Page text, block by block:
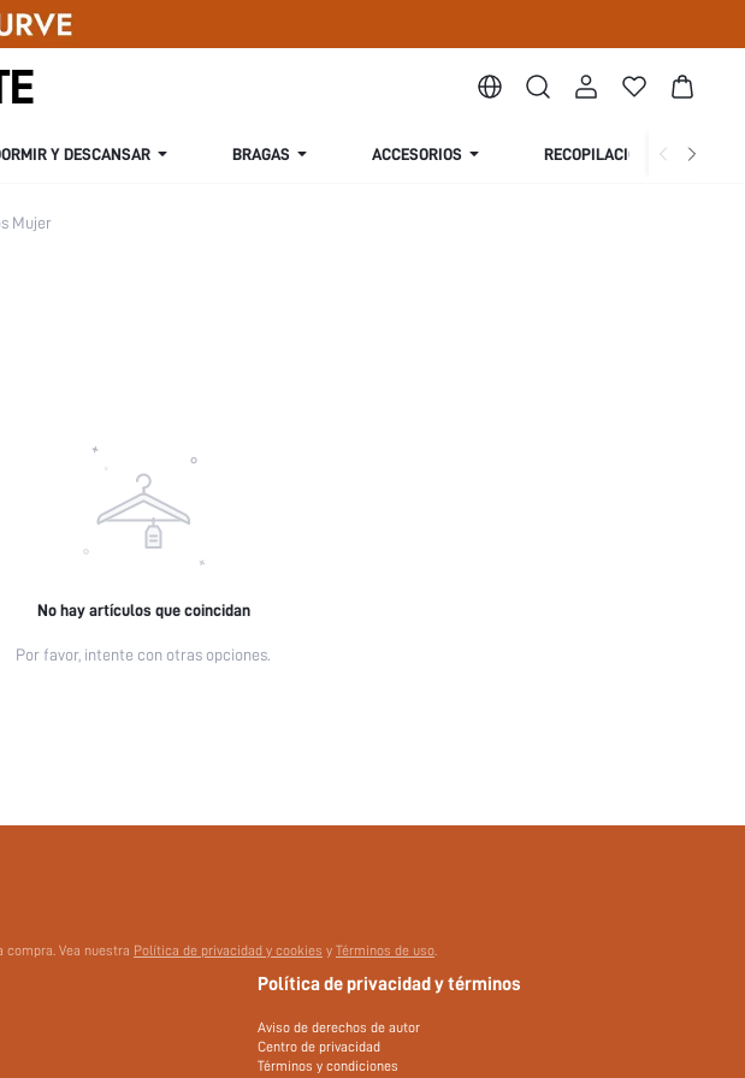
Y DESCANSAR BRAGAS ACCESORIOS RECOPILACIÓN
Mujer
No hay artículos que coincidan
Por favor, intente con otras opciones.
Vea nuestra Política de privacidad y cookies y Términos de uso.
Política de privacidad y términos
Aviso de derechos de autor
Centro de privacidad
Términos y condiciones